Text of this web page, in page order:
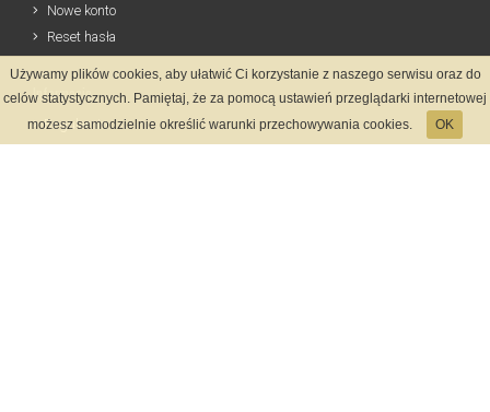
Nowe konto
Reset hasła
Informacje
Regulamin
Używamy plików cookies, aby ułatwić Ci korzystanie z naszego serwisu oraz do
celów statystycznych. Pamiętaj, że za pomocą ustawień przeglądarki internetowej
możesz samodzielnie określić warunki przechowywania cookies.
OK